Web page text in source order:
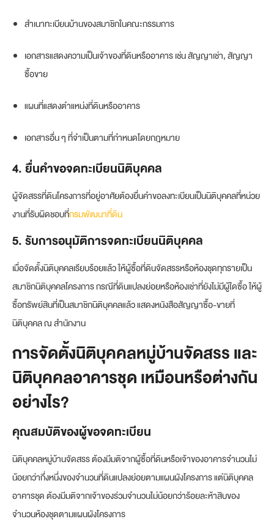
สำเนาทะเบียนบ้านของสมาชิกในคณะกรรมการ
เอกสารแสดงความเป็นเจ้าของที่ดินหรืออาคาร เช่น สัญญาเช่า, สัญญา
ซื้อขาย
แผนที่แสดงตำแหน่งที่ดินหรืออาคาร
เอกสารอื่น ๆ ที่จำเป็นตามที่กำหนดโดยกฎหมาย
4. ยื่นคำขอจดทะเบียนนิติบุคคล
ผู้จัดสรรที่ดินโครงการที่อยู่อาศัยต้องยื่นคำขอลงทะเบียนเป็นนิติบุคคลที่หน่วย
งานที่รับผิดชอบที่กรมพัฒนาที่ดิน
5. รับการอนุมัติการจดทะเบียนนิติบุคคล
เมื่อจัดตั้งนิติบุคคลเรียบร้อยแล้ว ให้ผู้ซื้อที่ดินจัดสรรหรือห้องชุดทุกรายเป็น
สมาชิกนิติบุคคลโครงการ กรณีที่ดินแปลงย่อยหรือห้องเช่าที่ยังไม่มีผู้ใดซื้อ ให้ผู้
ซื้อทรัพย์สินที่เป็นสมาชิกนิติบุคคลแล้ว แสดงหนังสือสัญญาซื้อ-ขายที่
นิติบุคคล ณ สำนักงาน
การจัดตั้งนิติบุคคลหมู่บ้านจัดสรร และ
นิติบุคคลอาคารชุดเหมือนหรือต่างกัน
อย่างไร?
คุณสมบัติของผู้ขอจดทะเบียน
นิติบุคคลหมู่บ้านจัดสรร ต้องมีมติจากผู้ซื้อที่ดินหรือเจ้าของอาคารจำนวนไม่
น้อยกว่ากึ่งหนึ่งของจำนวนที่ดินแปลงย่อยตามแผนผังโครงการ แต่นิติบุคคล
อาคารชุด ต้องมีมติจากเจ้าของร่วมจำนวนไม่น้อยกว่าร้อยละห้าสิบของ
จำนวนห้องชุดตามแผนผังโครงการ